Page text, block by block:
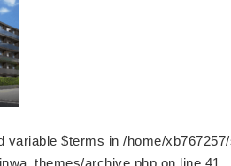
variable $terms in /home/
archive.php on line 41